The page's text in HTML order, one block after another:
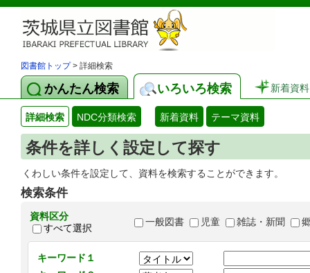
図書館トップ> 詳細検索
かんたん検索 いろいろ検索 新着資料
詳細検索 NDC分類検索 新着資料 テーマ資料
条件を詳しく設定して探す
くわしい条件を設定して、資料を検索することができます。
検索条件
資料区分
すべて選択
一般図書 児童 雑誌・新聞
キーワード１